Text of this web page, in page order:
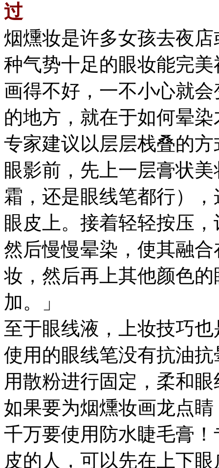
过
烟燻妆是许多女孩去夜
种气势十足的眼妆能完
画得不好，一不小心就
的地方，就在于如何晕
专家建议以层层栈叠的
眼影前，先上一层膏状
霜，还是眼线笔都行）
眼皮上。接着轻轻按压
然后慢慢晕染，使其融
妆，然后再上其他颜色
加。」
至于眼线液，上妆技巧
使用的眼线笔没有抗油
用散粉进行固定，柔和
如果要为烟燻妆画龙点
千万要使用防水睫毛膏
皮的人，可以先在上下